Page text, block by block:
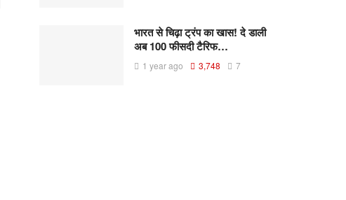
भारत से चिढ़ा ट्रंप का खास! दे डाली
अब 100 फीसदी टैरिफ…
1 year ago 3,748 7